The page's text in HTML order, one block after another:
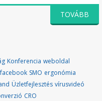
TOVÁBB
Konferencia weboldal
facebook SMO ergonómia
Üzletfejlesztés vírusvideó
CRO